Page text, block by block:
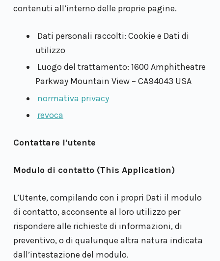
contenuti all’interno delle proprie pagine.
Dati personali raccolti: Cookie e Dati di
utilizzo
Luogo del trattamento: 1600 Amphitheatre
Parkway Mountain View – CA94043 USA
normativa privacy
revoca
Contattare l’utente
Modulo di contatto (This Application)
L’Utente, compilando con i propri Dati il modulo
di contatto, acconsente al loro utilizzo per
rispondere alle richieste di informazioni, di
preventivo, o di qualunque altra natura indicata
dall’intestazione del modulo.